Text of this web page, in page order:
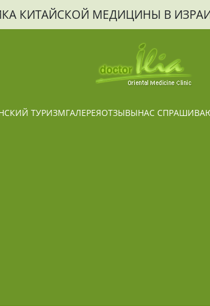
КИТАЙСКОЙ МЕДИЦИНЫ В
ТУРИЗМГАЛЕРЕЯОТЗЫВЫНАС